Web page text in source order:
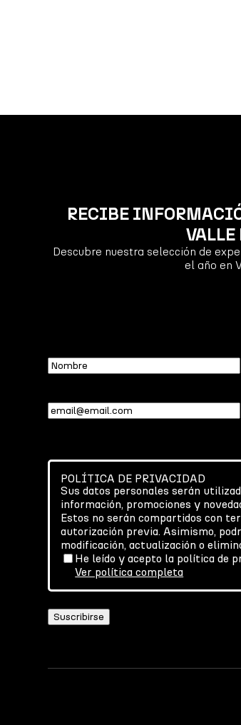
RECIBE
VALLE
Descubre nuestra selección de
el año en
Nombre
Email(Required)
POLÍTICA DE PRIVACIDAD
Sus datos personales serán
información, promociones y
Estos no serán compartidos con
autorización previa. Asimismo,
modificación, actualización o
He leído y acepto la política de
Ver política completa